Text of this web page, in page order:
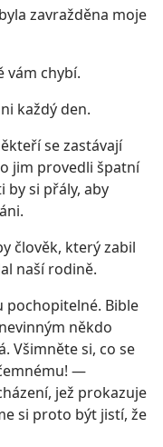
zavražděna moje
vám chybí.
každý den.
se zastávají
jim provedli špatní
by si přály, aby
člověk, který zabil
naší rodině.
pochopitelné. Bible
někdo
Všimněte si, co se
—
jež prokazuje
si proto být jistí, že